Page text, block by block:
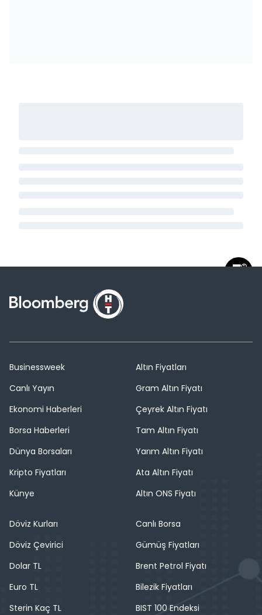
Businessweek
Canlı Yayın
Ekonomi Haberleri
Borsa Haberleri
Dünya Borsaları
Kripto Fiyatları
Künye
Altın Fiyatları
Gram Altın Fiyatı
Çeyrek Altın Fiyatı
Tam Altın Fiyatı
Yarım Altın Fiyatı
Ata Altın Fiyatı
Altın ONS Fiyatı
Döviz Kurları
Döviz Çevirici
Dolar TL
Euro TL
Sterin Kaç TL
Canlı Borsa
Gümüş Fiyatları
Brent Petrol Fiyatı
Bilezik Fiyatları
BIST 100 Endeksi